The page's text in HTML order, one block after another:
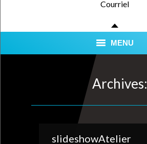
Courriel
MENU
QUALITÉ CERTIFIÉE
NOUS TROUVER
FORFAITS
Archives:
slideshowAtelier